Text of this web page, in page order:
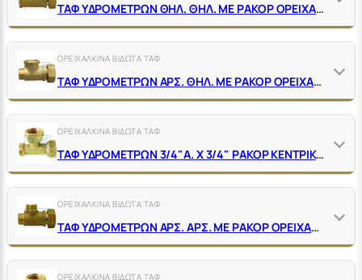
ΤΑΦ ΥΔΡΟΜΕΤΡΩΝ ΘΗΛ. ΘΗΛ. ΜΕ ΡΑΚΟΡ ΟΡΕΙΧΑΛΚΙΝΑ ΚΙΤΡΙΝΑ
ΟΡΕΙΧΑΛΚΙΝΑ ΒΙΔΩΤΑ ΤΑΦ
ΤΑΦ ΥΔΡΟΜΕΤΡΩΝ ΑΡΣ. ΘΗΛ. ΜΕ ΡΑΚΟΡ ΟΡΕΙΧΑΛΚΙΝΑ ΚΙΤΡΙΝΑ
ΟΡΕΙΧΑΛΚΙΝΑ ΒΙΔΩΤΑ ΤΑΦ
ΤΑΦ ΥΔΡΟΜΕΤΡΩΝ 3/4"Α. Χ 3/4" ΡΑΚΟΡ ΚΕΝΤΡΙΚΟ Χ 3/4" ΡΑΚΟΡ ΠΛΑΪΝΟ ΟΡΕΙΧΑΛΚΙΝΟ ΚΙΤΡΙΝΟ
ΟΡΕΙΧΑΛΚΙΝΑ ΒΙΔΩΤΑ ΤΑΦ
ΤΑΦ ΥΔΡΟΜΕΤΡΩΝ ΑΡΣ. ΑΡΣ. ΜΕ ΡΑΚΟΡ ΟΡΕΙΧΑΛΚΙΝΑ ΚΙΤΡΙΝΑ
ΟΡΕΙΧΑΛΚΙΝΑ ΒΙΔΩΤΑ ΤΑΦ